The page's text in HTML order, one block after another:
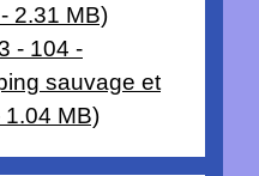
2.31 MB)
- 104 -
sauvage et
MB)